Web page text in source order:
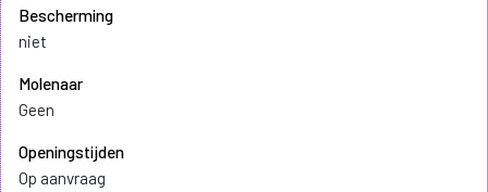
Bescherming
niet
Molenaar
Geen
Openingstijden
Op aanvraag